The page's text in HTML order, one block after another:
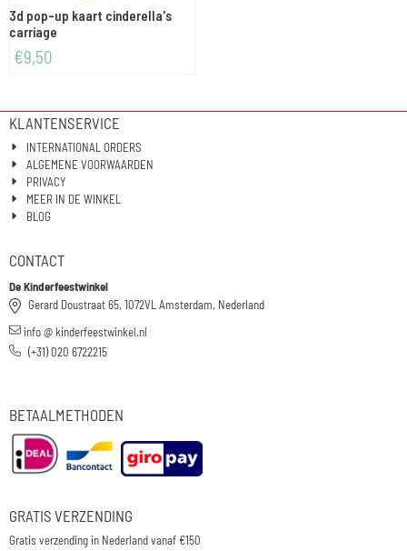
3d pop-up kaart cinderella's
carriage
€9,50
KLANTENSERVICE
INTERNATIONAL ORDERS
ALGEMENE VOORWAARDEN
PRIVACY
MEER IN DE WINKEL
BLOG
CONTACT
De Kinderfeestwinkel
Gerard Doustraat 65, 1072VL Amsterdam, Nederland
info @ kinderfeestwinkel.nl
(+31) 020 6722215
BETAALMETHODEN
GRATIS VERZENDING
Gratis verzending in Nederland vanaf €150